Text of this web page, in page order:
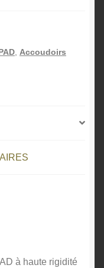
a Accoudoirs
à haute rigidité